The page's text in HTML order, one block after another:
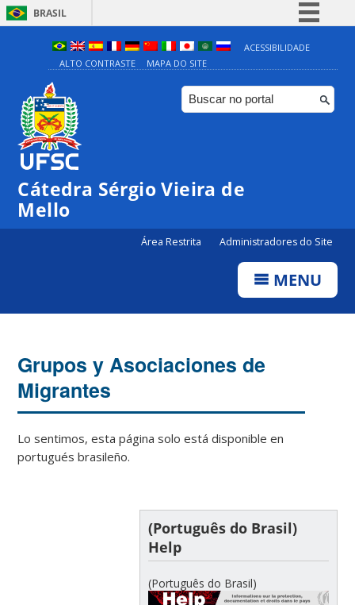
BRASIL
Simplifique!
Comunica BR
Participe
ACESSIBILIDADE
ALTO CONTRASTE
MAPA DO SITE
Cátedra Sérgio Vieira de
Mello
Área Restrita Administradores do Site
MENU
Grupos y Asociaciones de
Migrantes
Lo sentimos, esta página solo está disponible en
portugués brasileño.
(Português do Brasil)
Help
(Português do Brasil)